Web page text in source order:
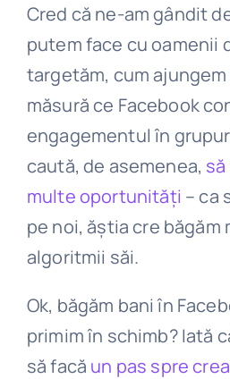
Cred că ne-am gândit
putem face cu oamenii
targetăm, cum ajungem
măsură ce Facebook
engagementul în
caută, de asemenea,
multe oportunități – ca
pe noi, ăștia cre băgăm
algoritmii săi.
Ok, băgăm bani în
primim în schimb? Iată
să facă un pas spre